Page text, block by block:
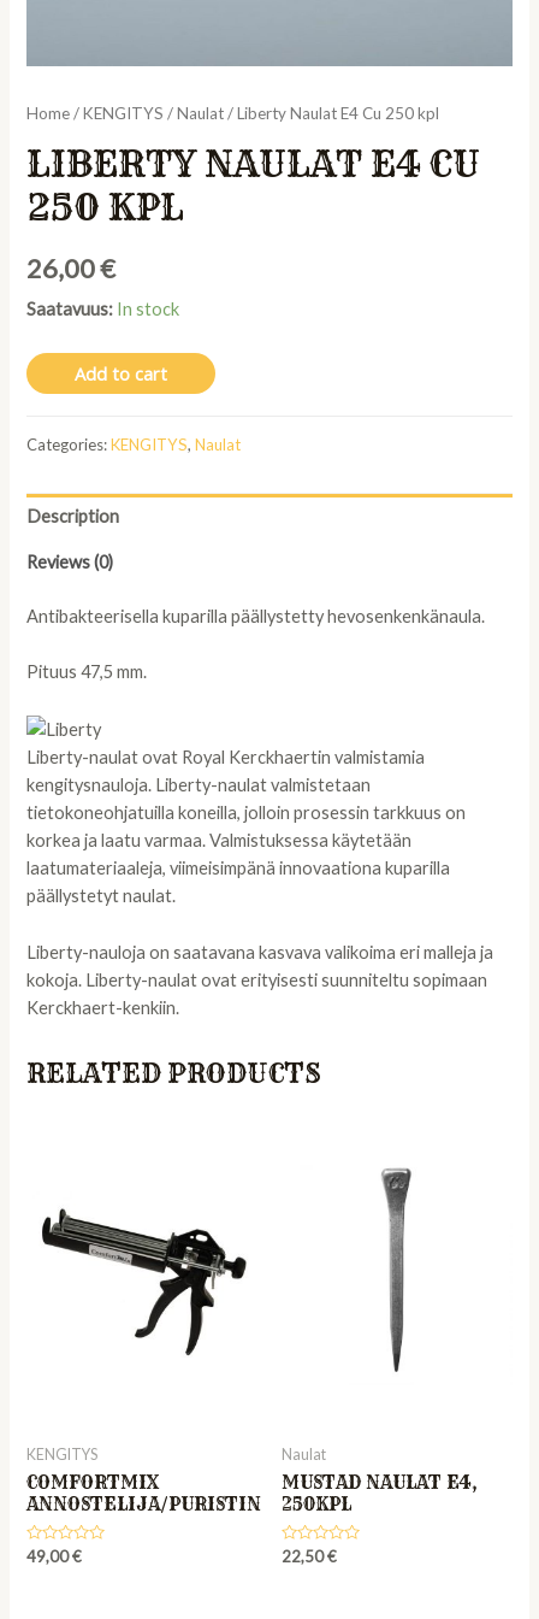
Home/KENGITYS /Naulat/ Liberty Naulat E4 Cu 250 kpl
LIBERTY NAULAT E4 CU
250 KPL
26,00€
Saatavuus: In stock
Add to cart
Categories:KENGITYS,Naulat
Description
Reviews (0)
Antibakteerisella kuparilla päällystetty hevosenkenkänaula.
Pituus 47,5 mm.
Liberty-naulat ovat Royal Kerckhaertin valmistamia
kengitysnauloja. Liberty-naulat valmistetaan
tietokoneohjatuilla koneilla, jolloin prosessin tarkkuus on
korkea ja laatu varmaa. Valmistuksessa käytetään
laatumateriaaleja, viimeisimpänä innovaationa kuparilla
päällystetyt naulat.
Liberty-nauloja on saatavana kasvava valikoima eri malleja ja
kokoja. Liberty-naulat ovat erityisesti suunniteltu sopimaan
Kerckhaert-kenkiin.
RELATED PRODUCTS
KENGITYS
COMFORTMIX
ANNOSTELIJA/PURISTIN
Rated
49,00€
Naulat
MUSTAD NAULAT E4,
250KPL
Rated
22,50€